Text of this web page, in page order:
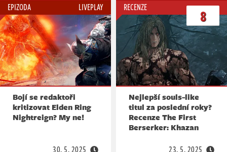
EPIZODA LIVEPLAY
Bojí se redaktoři
kritizovat Elden Ring
Nightreign? My ne!
30. 5. 2025
RECENZE 8
Nejlepší souls-like
titul za poslední roky?
Recenze The First
Berserker: Khazan
23. 5. 2025